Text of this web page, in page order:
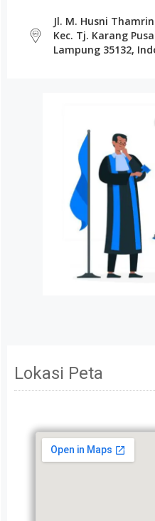
Jl. M. Husni
Kec. Tj. Karang
Lampung 35132,
Lokasi Peta
TERIMA
Mohon maaf data
tidak memenuhi